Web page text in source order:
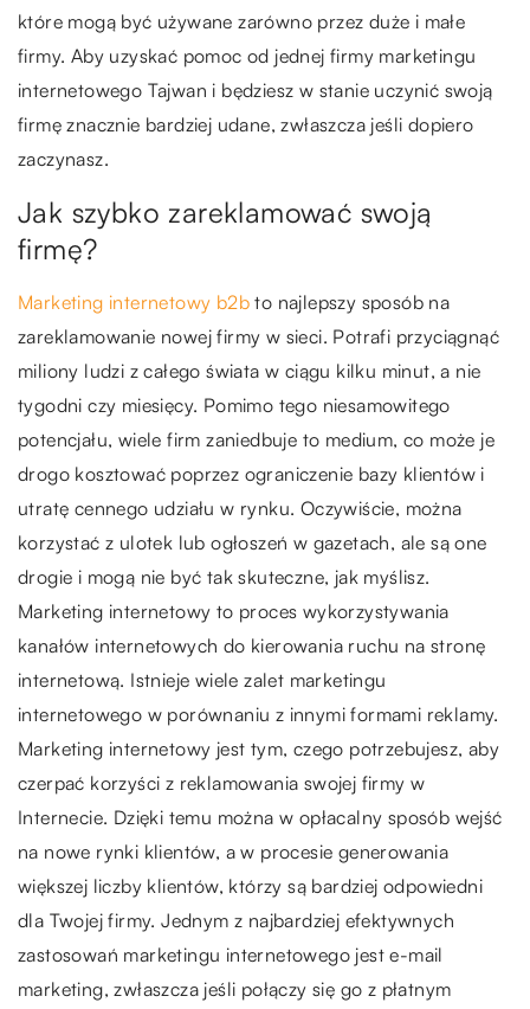
które mogą być używane zarówno przez duże i małe
firmy. Aby uzyskać pomoc od jednej firmy marketingu
internetowego Tajwan i będziesz w stanie uczynić swoją
firmę znacznie bardziej udane, zwłaszcza jeśli dopiero
zaczynasz.
Jak szybko zareklamować swoją
firmę?
Marketing internetowy b2b to najlepszy sposób na
zareklamowanie nowej firmy w sieci. Potrafi przyciągnąć
miliony ludzi z całego świata w ciągu kilku minut, a nie
tygodni czy miesięcy. Pomimo tego niesamowitego
potencjału, wiele firm zaniedbuje to medium, co może je
drogo kosztować poprzez ograniczenie bazy klientów i
utratę cennego udziału w rynku. Oczywiście, można
korzystać z ulotek lub ogłoszeń w gazetach, ale są one
drogie i mogą nie być tak skuteczne, jak myślisz.
Marketing internetowy to proces wykorzystywania
kanałów internetowych do kierowania ruchu na stronę
internetową. Istnieje wiele zalet marketingu
internetowego w porównaniu z innymi formami reklamy.
Marketing internetowy jest tym, czego potrzebujesz, aby
czerpać korzyści z reklamowania swojej firmy w
Internecie. Dzięki temu można w opłacalny sposób wejść
na nowe rynki klientów, a w procesie generowania
większej liczby klientów, którzy są bardziej odpowiedni
dla Twojej firmy. Jednym z najbardziej efektywnych
zastosowań marketingu internetowego jest e-mail
marketing, zwłaszcza jeśli połączy się go z płatnym